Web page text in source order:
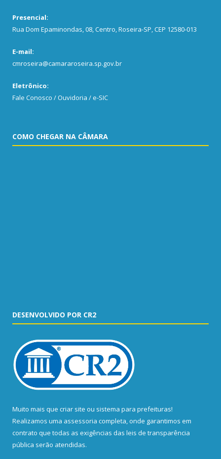
Presencial:
Rua Dom Epaminondas, 08, Centro, Roseira-SP, CEP 12580-013
E-mail:
cmroseira@camararoseira.sp.gov.br
Eletrônico:
Fale Conosco / Ouvidoria / e-SIC
COMO CHEGAR NA CÂMARA
DESENVOLVIDO POR CR2
Muito mais que criar site ou sistema para prefeituras!
Realizamos uma assessoria completa, onde garantimos em
contrato que todas as exigências das leis de transparência
pública serão atendidas.